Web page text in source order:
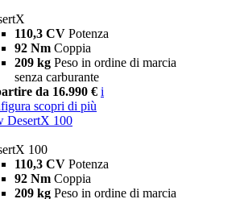
110,3 CV Potenza
92 Nm Coppia
209 kg Peso in ordine di marcia
senza carburante
da 16.990 € i
scopri di più
DesertX 100
100
110,3 CV Potenza
92 Nm Coppia
209 kg Peso in ordine di marcia